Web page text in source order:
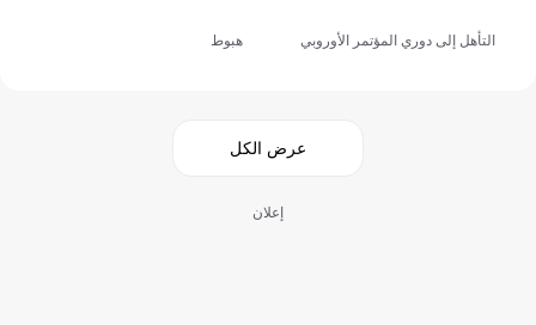
التأهل إلى دوري المؤتمر الأوروبي هبوط
عرض الكل
إعلان